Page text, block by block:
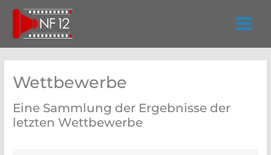
springen
Wettbewerbe
Eine Sammlung der Ergebnisse der
letzten Wettbewerbe